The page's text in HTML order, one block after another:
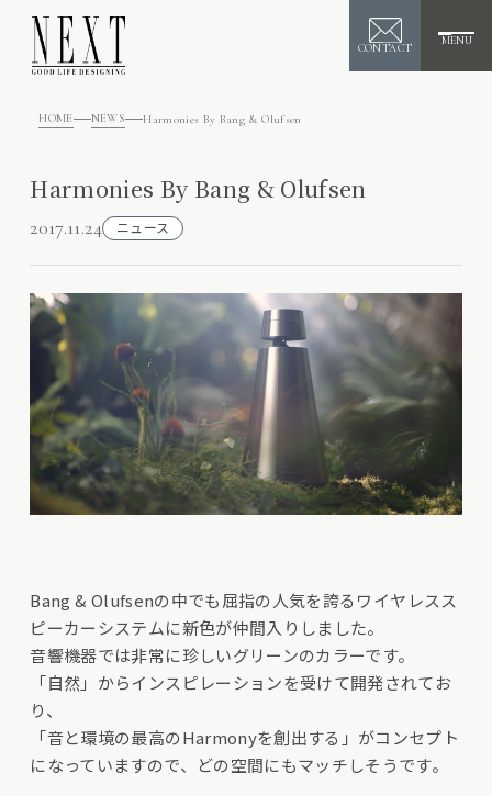
CONTACT
MENU
HOME NEWS Harmonies By Bang & Olufsen
Harmonies By Bang & Olufsen
2017.11.24 ニュース
Bang & Olufsenの中でも屈指の人気を誇るワイヤレスス
ピーカーシステムに新色が仲間入りしました。
音響機器では非常に珍しいグリーンのカラーです。
「自然」からインスピレーションを受けて開発されてお
り、
「音と環境の最高のHarmonyを創出する」がコンセプト
になっていますので、どの空間にもマッチしそうです。